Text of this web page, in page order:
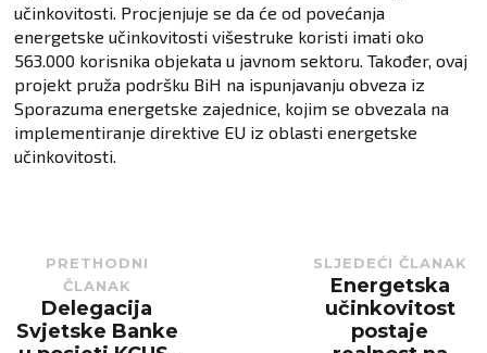
učinkovitosti. Procjenjuje se da će od povećanja
energetske učinkovitosti višestruke koristi imati oko
563.000 korisnika objekata u javnom sektoru. Također, ovaj
projekt pruža podršku BiH na ispunjavanju obveza iz
Sporazuma energetske zajednice, kojim se obvezala na
implementiranje direktive EU iz oblasti energetske
učinkovitosti.
PRETHODNI
ČLANAK
Previous
post:
Delegacija
Svjetske Banke
SLJEDEĆI ČLANAK
post:
Energetska
učinkovitost
postaje